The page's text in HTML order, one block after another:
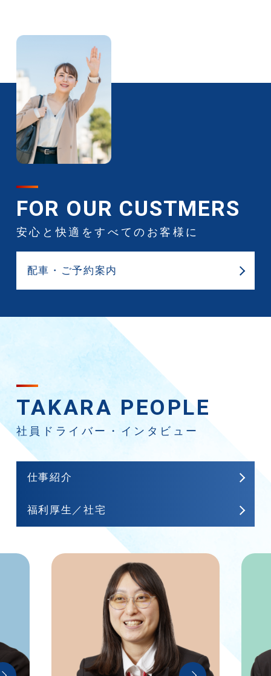
FOR OUR CUSTMERS
安心と快適をすべてのお客様に
配⾞・ご予約案内
TAKARA PEOPLE
社員ドライバー・インタビュー
仕事紹介
福利厚⽣／社宅